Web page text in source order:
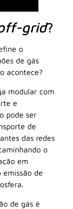
grid?
o
de gás
acontece?
modular com
e
pode ser
de
das redes
o
em
de
de gás é